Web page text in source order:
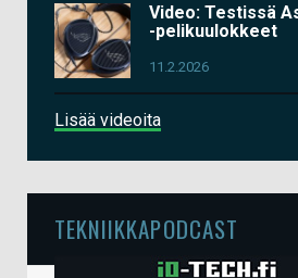
Video: Testissä
-pelikuulokkeet
11.2.2026
Lisää videoita
TEKNIIKKAPODCAST